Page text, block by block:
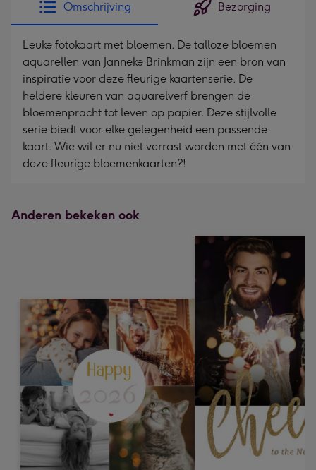
mm
indruk
-
Dimensions:
240
x
240
mm
Omschrijving Bezorging
Leuke fotokaart met bloemen. De talloze bloemen
aquarellen van Janneke Brinkman zijn een bron van
inspiratie voor deze fleurige kaartenserie. De
heldere kleuren van aquarelverf brengen de
bloemenpracht tot leven op papier. Deze stijlvolle
serie biedt voor elke gelegenheid een passende
kaart. Wie wil er nu niet verrast worden met één van
deze fleurige bloemenkaarten?!
Anderen bekeken ook